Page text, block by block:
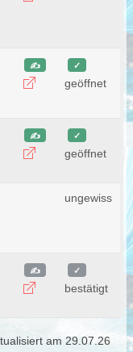
✍ ✓
geöffnet
✍ ✓
geöffnet
ungewiss
✍ ✓
bestätigt
am 29.07.26